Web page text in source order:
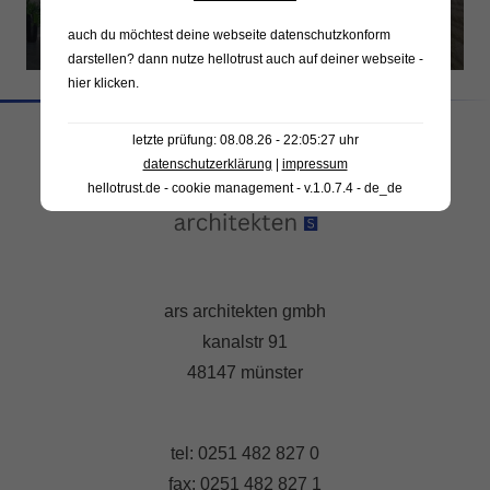
ars architekten gmbh
kanalstr 91
48147 münster
tel: 0251 482 827 0
fax: 0251 482 827 1
auch du möchtest deine webseite datenschutzkonform
darstellen? dann nutze hellotrust auch auf deiner webseite -
hier klicken
letzte prüfung: 08.08.26 - 22:05:27 uhr
datenschutzerklärung | impressum
hellotrust.de - cookie management - v.1.0.7.4 - de_de